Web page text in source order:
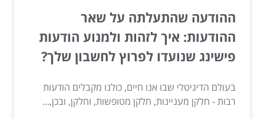
ההודעה שהתעלתה על שאר
ההודעות: איך לזהות ולמנוע הודעות
פישינג שנועדו לפרוץ לחשבון שלך?
בעולם הדיגיטלי שבו אנו חיים, כולנו מקבלים הודעות
רבות - חלקן מעניינות, חלקן מטופשות, וחלקן, ובכן,...